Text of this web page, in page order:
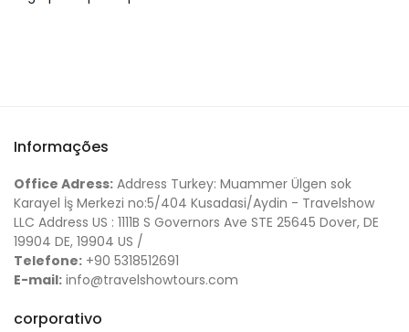
Informações
Office Adress: Address Turkey: Muammer Ülgen sok
Karayel İş Merkezi no:5/404 Kusadasi/Aydin - Travelshow
LLC Address US : 1111B S Governors Ave STE 25645 Dover, DE
19904 DE, 19904 US /
Telefone: +90 5318512691
E-mail: info@travelshowtours.com
corporativo